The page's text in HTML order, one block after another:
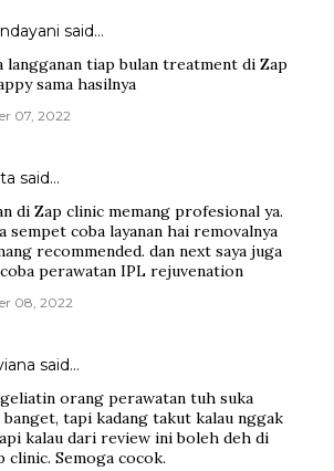
said…
langganan tiap bulan treatment di Zap
sama hasilnya
07, 2022
said…
di Zap clinic memang profesional ya.
sempet coba layanan hai removalnya
recommended. dan next saya juga
perawatan IPL rejuvenation
08, 2022
said…
orang perawatan tuh suka
tapi kadang takut kalau nggak
kalau dari review ini boleh deh di
clinic. Semoga cocok.